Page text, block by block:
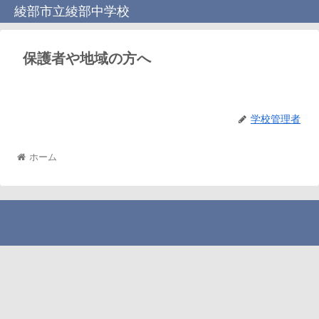
綾部市立綾部中学校
保護者や地域の方へ
学校管理者
ホーム